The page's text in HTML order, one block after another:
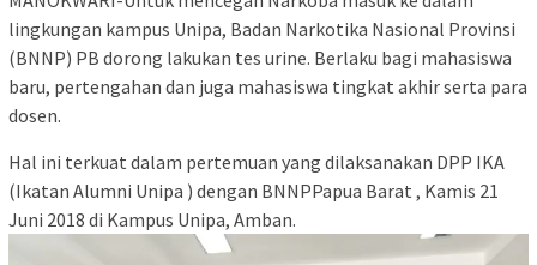
lingkungan kampus Unipa, Badan Narkotika Nasional Provinsi
(BNNP) PB dorong lakukan tes urine. Berlaku bagi mahasiswa
baru, pertengahan dan juga mahasiswa tingkat akhir serta para
dosen.
Hal ini terkuat dalam pertemuan yang dilaksanakan DPP IKA
(Ikatan Alumni Unipa ) dengan BNNPPapua Barat , Kamis 21
Juni 2018 di Kampus Unipa, Amban.